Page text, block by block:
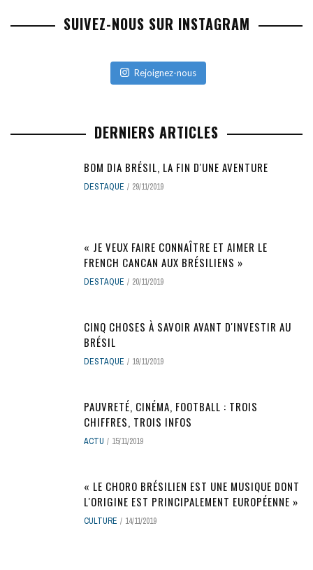
SUIVEZ-NOUS SUR INSTAGRAM
Rejoignez-nous
DERNIERS ARTICLES
BOM DIA BRÉSIL, LA FIN D'UNE AVENTURE
DESTAQUE 29/11/2019
« JE VEUX FAIRE CONNAÎTRE ET AIMER LE
FRENCH CANCAN AUX BRÉSILIENS »
DESTAQUE 20/11/2019
CINQ CHOSES À SAVOIR AVANT D'INVESTIR AU
BRÉSIL
DESTAQUE 19/11/2019
PAUVRETÉ, CINÉMA, FOOTBALL : TROIS
CHIFFRES, TROIS INFOS
ACTU 15/11/2019
« LE CHORO BRÉSILIEN EST UNE MUSIQUE DONT
L'ORIGINE EST PRINCIPALEMENT EUROPÉENNE »
CULTURE 14/11/2019